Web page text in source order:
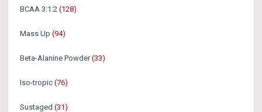
BCAA 3:1:2 (128)
Mass Up (94)
Beta-Alanine Powder (33)
Iso-tropic (76)
Sustaged (31)